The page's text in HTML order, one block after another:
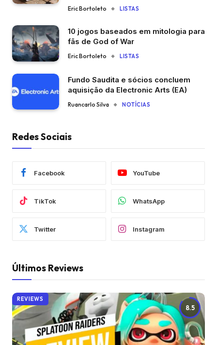
Eric Bortoleto LISTAS
10 jogos baseados em mitologia para
fãs de God of War
Eric Bortoleto LISTAS
Fundo Saudita e sócios concluem
aquisição da Electronic Arts (EA)
Ruancarlo Silva NOTÍCIAS
Redes Sociais
Facebook YouTube
TikTok WhatsApp
Twitter Instagram
Últimos Reviews
8.5
REVIEWS